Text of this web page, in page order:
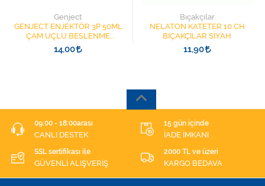
Genject
GENJECT ENJEKTÖR 3P 50ML
ÇAM UÇLU BESLENME
ŞIRINGASI 1852412 KATATER
UÇLU
14,00
Bıçakçılar
NELATON KATETER 10 CH
BIÇAKÇILAR SİYAH
11,90
09:00 - 18:00arası
CANLI DESTEK
15 gün içinde
İADE İMKANI
SSL sertifikası ile
GÜVENLİ ALIŞVERİŞ
2000 TL ve üzeri
KARGO BEDAVA